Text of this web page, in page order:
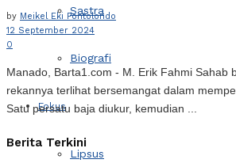
Sastra
Biografi
Fokus
Lipsus
by Meikel Eki Pontolondo
12 September 2024
0
Manado, Barta1.com - M. Erik Fahmi Sahab
rekannya terlihat bersemangat dalam
Satu persatu baja diukur, kemudian ...
Berita Terkini